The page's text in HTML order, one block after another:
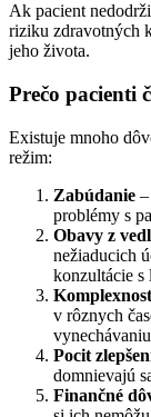
Ak pacient
riziku zdravotných
jeho života.
Prečo pacienti
Existuje mnoho
režim:
Zabúdanie
problémy s
Obavy z
nežiaducich
konzultácie s
v rôznych
Pocit
domnievajú
Finančné